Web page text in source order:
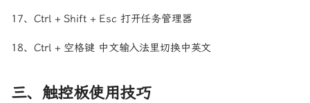
17、Ctrl + Shift + Esc 打开任务管理器
18、Ctrl + 空格键 中文输入法里切换中英文
三、触控板使用技巧